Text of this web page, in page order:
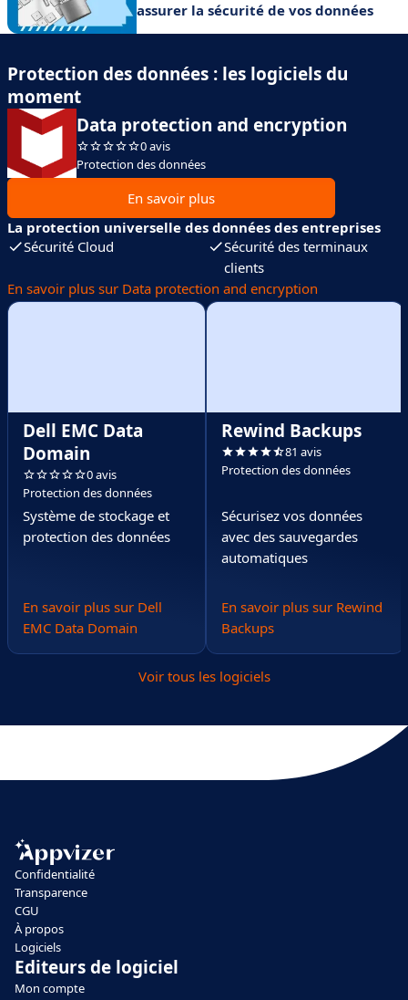
assurer la sécurité de vos données
Protection des données : les logiciels du
moment
Data protection and encryption
0 avis
Protection des données
En savoir plus
La protection universelle des données des entreprises
Sécurité Cloud
Sécurité des terminaux
clients
En savoir plus sur Data protection and encryption
Dell EMC Data
Domain
0 avis
Protection des données
Système de stockage et
protection des données
En savoir plus sur Dell
EMC Data Domain
Rewind Backups
81 avis
Protection des données
Sécurisez vos données
avec des sauvegardes
automatiques
En savoir plus sur Rewind
Backups
Voir tous les logiciels
Confidentialité
Transparence
CGU
À propos
Logiciels
Editeurs de logiciel
Mon compte